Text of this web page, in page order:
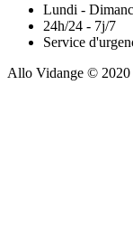
Lundi -
24h/24 - 7j/7
Service
Allo Vidange © 2020